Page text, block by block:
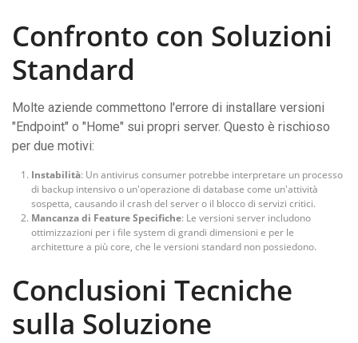
Confronto con Soluzioni
Standard
Molte aziende commettono l'errore di installare versioni
"Endpoint" o "Home" sui propri server. Questo è rischioso
per due motivi:
Instabilità: Un antivirus consumer potrebbe interpretare un processo
di backup intensivo o un'operazione di database come un'attività
sospetta, causando il crash del server o il blocco di servizi critici.
Mancanza di Feature Specifiche: Le versioni server includono
ottimizzazioni per i file system di grandi dimensioni e per le
architetture a più core, che le versioni standard non possiedono.
Conclusioni Tecniche
sulla Soluzione